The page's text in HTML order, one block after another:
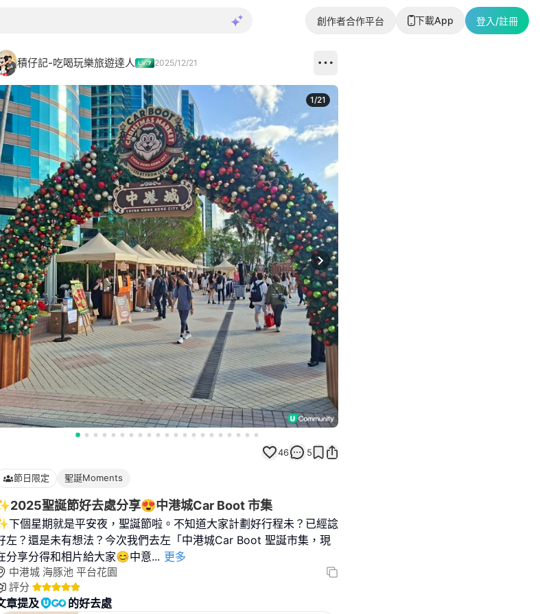
創作者合作平台 下載App 登入/註冊
積仔記-吃喝玩樂旅遊達人 2025/12/21
Next slide
1/21
46 5
節日限定 聖誕Moments
聖誕節好去處分享😍中港城Car Boot 市集
下個星期就是平安夜，聖誕節啦。不知道大家計劃好行程未？已經諗
左？還是未有想法？今次我們去左「中港城Car Boot 聖誕市集，現
分享分得和相片給大家😊中意... 更多
中港城 海豚池 平台花園
評分
章提及 的好去處